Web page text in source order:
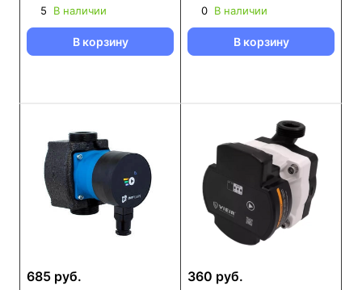
5
В наличии
В корзину
0 В наличии
В корзину
685 руб. 360 руб.